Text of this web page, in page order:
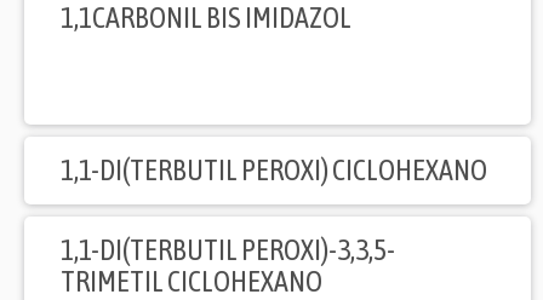
1,1CARBONIL BIS IMIDAZOL
1,1-DI(TERBUTIL PEROXI) CICLOHEXANO
1,1-DI(TERBUTIL PEROXI)-3,3,5-
TRIMETIL CICLOHEXANO